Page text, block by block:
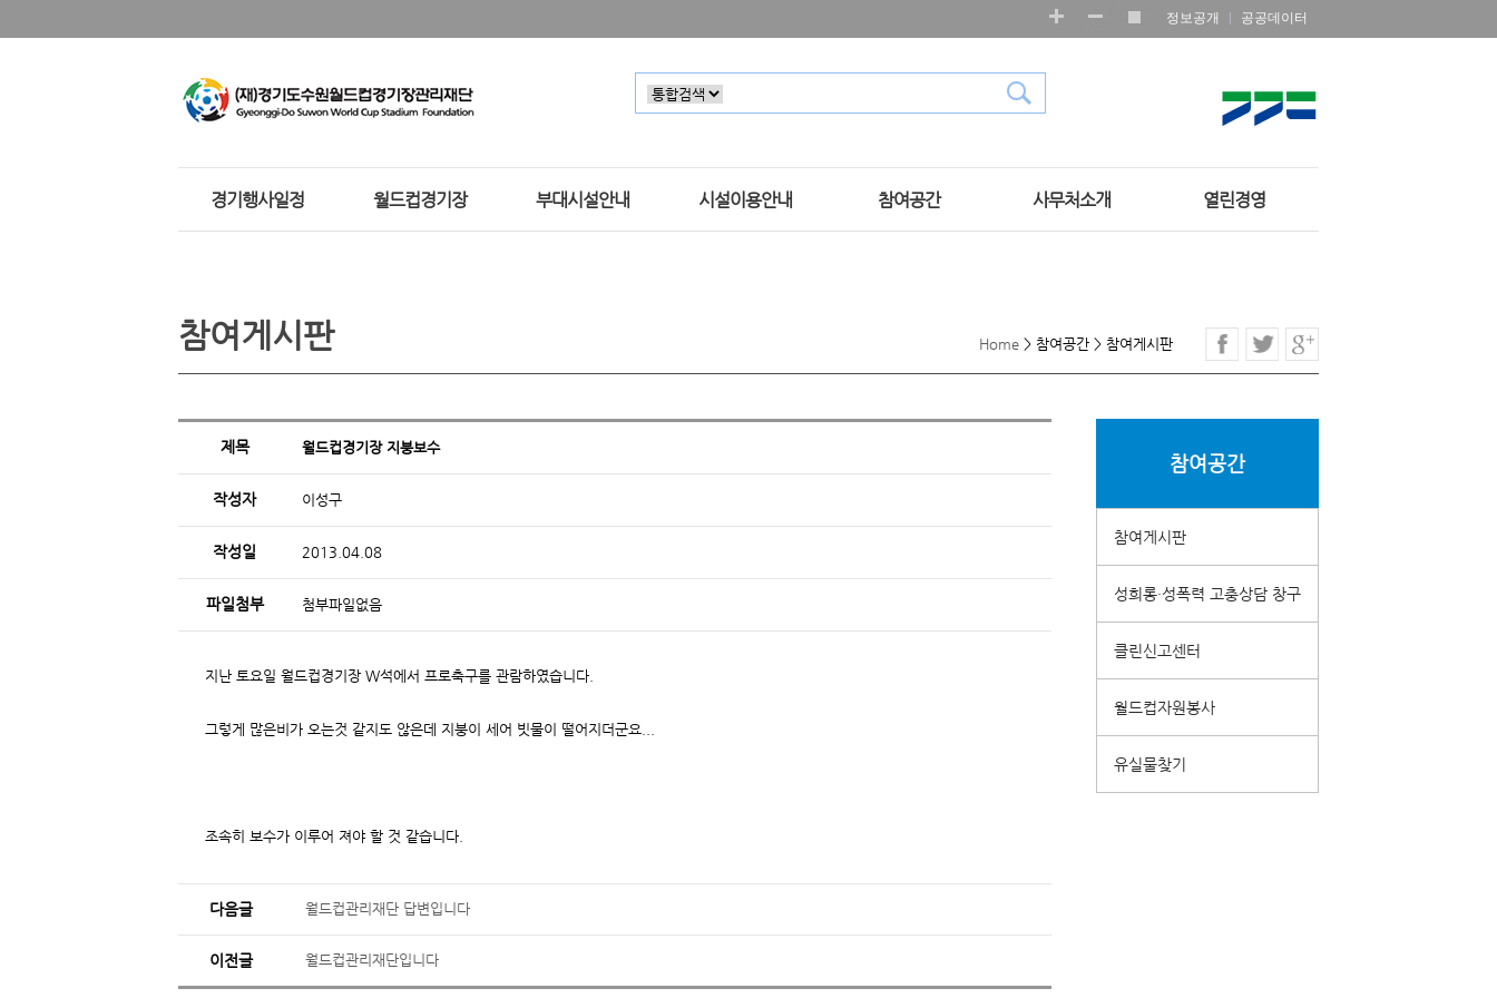
정보공개 공공데이터
경기행사일정 월드컵경기장 부대시설안내 시설이용안내 참여공간 사무처소개 열린경영
Home > 참여공간 > 참여게시판
참여게시판
참여공간
참여게시판
성희롱·성폭력 고충상담 창구
클린신고센터
월드컵자원봉사
유실물찾기
제목 월드컵경기장 지붕보수
작성자 이성구
작성일 2013.04.08
파일첨부 첨부파일없음
지난 토요일 월드컵경기장 W석에서 프로축구를 관람하였습니다.
그렇게 많은비가 오는것 같지도 않은데 지붕이 세어 빗물이 떨어지더군요...
조속히 보수가 이루어 져야 할 것 같습니다.
다음글 월드컵관리재단 답변입니다
이전글 월드컵관리재단입니다